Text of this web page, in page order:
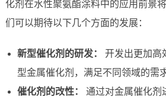
化剂在水性聚氨酯涂料中的应用前景
们可以期待以下几个方面的发展：
新型催化剂的研发：
开发出更加高
型金属催化剂，满足不同领域的需求
催化剂的改性：
通过对金属催化剂